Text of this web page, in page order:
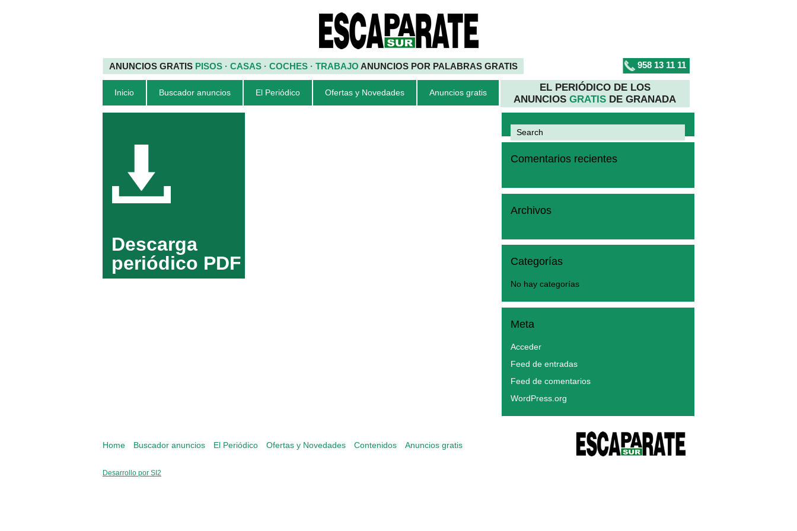
ANUNCIOS GRATIS PISOS · CASAS · COCHES · TRABAJO ANUNCIOS POR PALABRAS GRATIS 958 13 11 11
Inicio Buscador anuncios El Periódico Ofertas y Novedades Anuncios gratis
EL PERIÓDICO DE LOS
ANUNCIOSGRATIS DE GRANADA
Descarga
periódico PDF
Comentarios recientes
Archivos
Categorías
No hay categorías
Meta
Acceder
Feed de entradas
Feed de comentarios
WordPress.org
Home Buscador anuncios El Periódico Ofertas y Novedades Contenidos Anuncios gratis
Desarrollo por SI2